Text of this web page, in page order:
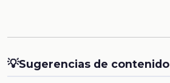
💡Sugerencias de contenido